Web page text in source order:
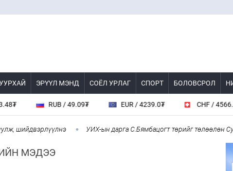
ЭРҮҮЛ МЭНД СОЁЛ УРЛАГ СПОРТ БОЛОВСРОЛ
RUB / 49.09₮ EUR / 4239.0₮ CHF / 4566.0₮
УИХ-ын дарга С.Бямбацогт төрийг төлөөлөн Сутай
МЭДЭЭ